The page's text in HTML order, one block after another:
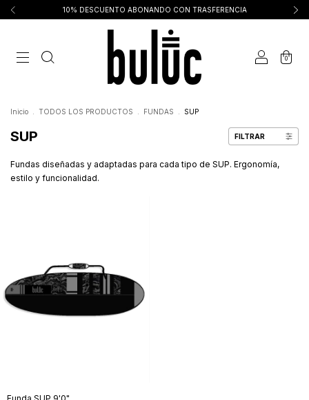
10% DESCUENTO ABONANDO CON TRASFERENCIA
0
Inicio TODOS LOS PRODUCTOS FUNDAS SUP
SUP FILTRAR
Fundas diseñadas y adaptadas para cada tipo de SUP. Ergonomía,
estilo y funcionalidad.